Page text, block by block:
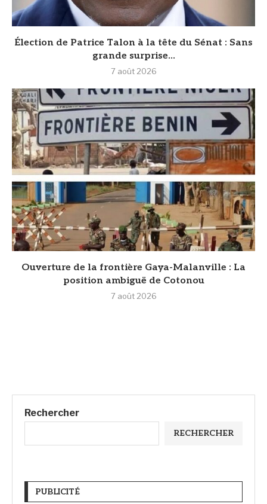
Élection de Patrice Talon à la tête du Sénat : Sans
grande surprise...
7 août 2026
Ouverture de la frontière Gaya-Malanville : La
position ambiguë de Cotonou
7 août 2026
Rechercher
RECHERCHER
PUBLICITÉ